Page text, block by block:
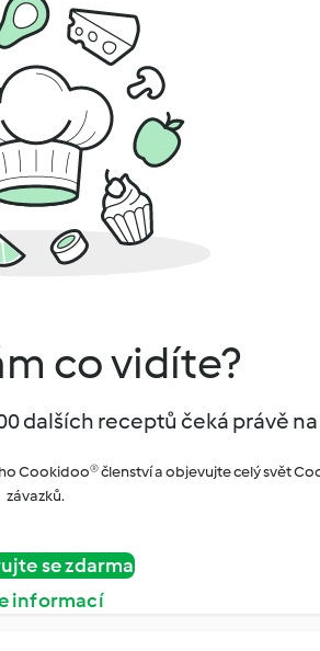
co vidíte?
dalších receptů čeká právě na
Cookidoo® členství a objevujte celý svět
závazků.
se zdarma
informací